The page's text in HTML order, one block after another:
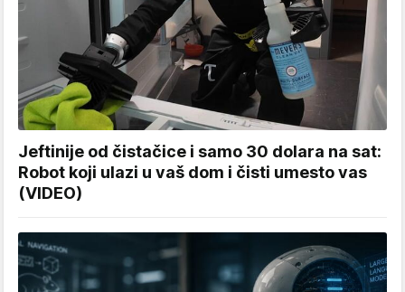
Jeftinije od čistačice i samo 30 dolara na sat:
Robot koji ulazi u vaš dom i čisti umesto vas
(VIDEO)